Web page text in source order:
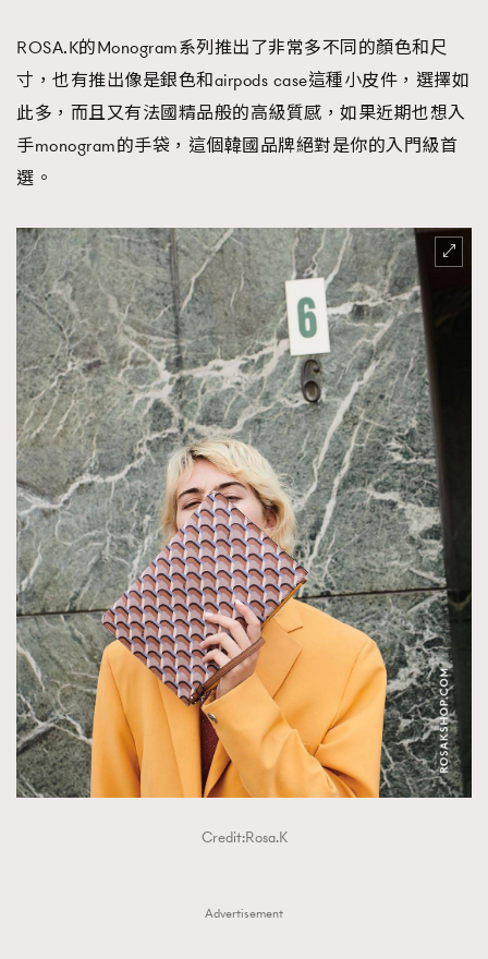
ROSA.K的Monogram系列推出了非常多不同的顏色和尺
寸，也有推出像是銀色和airpods case這種小皮件，選擇如
此多，而且又有法國精品般的高級質感，如果近期也想入
手monogram的手袋，這個韓國品牌絕對是你的入門級首
選。
Credit:Rosa.K
Advertisement